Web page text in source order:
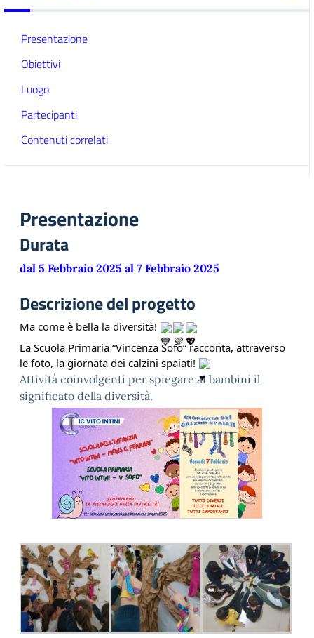
Presentazione
Obiettivi
Luogo
Partecipanti
Contenuti correlati
Presentazione
Durata
dal 5 Febbraio 2025 al 7 Febbraio 2025
Descrizione del progetto
Ma come è bella la diversità!
La Scuola Primaria “Vincenza Sofo” racconta, attraverso
le foto, la giornata dei calzini spaiati!
Attività coinvolgenti per spiegare ai bambini il
significato della diversità.